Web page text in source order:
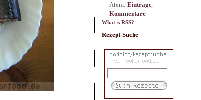
Atom: Einträge,
Kommentare
What is RSS?
Rezept-Suche